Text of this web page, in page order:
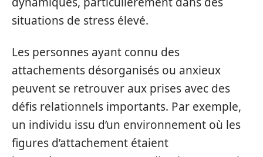
situations de stress élevé.
Les personnes ayant connu des
attachements désorganisés ou anxieux
peuvent se retrouver aux prises avec des
défis relationnels importants. Par exemple,
un individu issu d’un environnement où les
figures d’attachement étaient